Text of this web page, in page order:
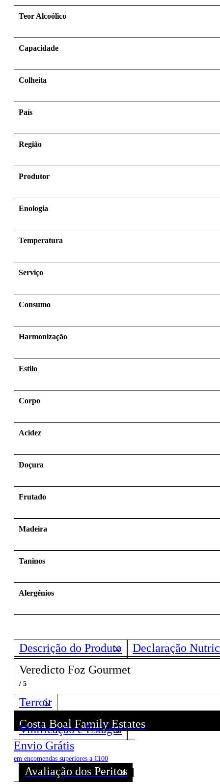
Teor Alcoólico
Capacidade
Colheita
País
Região
Produtor
Enologia
Temperatura
Serviço
Consumo
Harmonização
Estilo
Corpo
Acidez
Doçura
Frutado
Madeira
Taninos
Alergénios
Descrição do Produto
Declaração
Veredicto Foz Gourmet
/ 5
Terroir
Costa Boal Family Estates
Descubra todos os Vinhos deste Produtor!
Vinificação e Estágio
Envio Grátis
em encomendas superiores a €100
Avaliação dos Peritos